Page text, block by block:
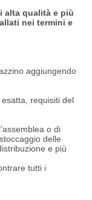
alta qualità e più
nei termini e
aggiungendo
requisiti del
o di
delle
e più
tutti i